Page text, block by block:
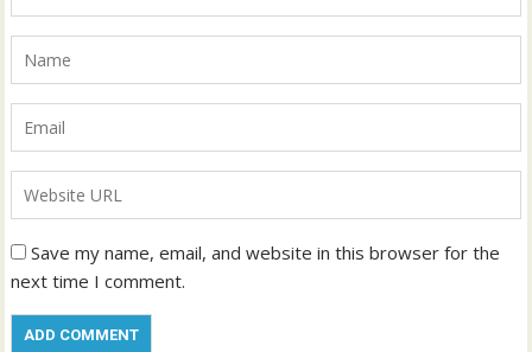
Save my name, email, and website in this browser for the
next time I comment.